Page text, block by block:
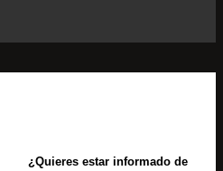
¿Quieres estar informado de